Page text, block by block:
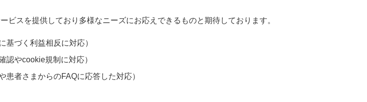
ビスを提供しており多様なニーズにお応えできるものと期待しております。
基づく利益相反に対応）
認やcookie規制に対応）
者さまからのFAQに応答した対応）